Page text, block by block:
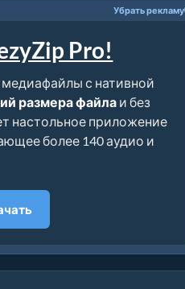
Убрать рекламу
Pro!
с нативной
размера файла и без
настольное приложение
более 140 аудио и